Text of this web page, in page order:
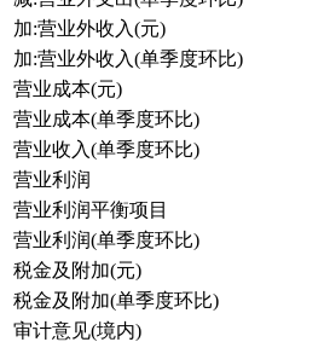
加:营业外收入(元)
加:营业外收入(单季度环比)
营业成本(元)
营业成本(单季度环比)
营业收入(单季度环比)
营业利润
营业利润平衡项目
营业利润(单季度环比)
税金及附加(元)
税金及附加(单季度环比)
审计意见(境内)